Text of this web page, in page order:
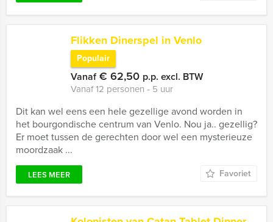
Flikken Dinerspel in Venlo
Populair
Vanaf€ 62,50 p.p. excl. BTW
Vanaf 12 personen ‐ 5 uur
Dit kan wel eens een hele gezellige avond worden in
het bourgondische centrum van Venlo. Nou ja.. gezellig?
Er moet tussen de gerechten door wel een mysterieuze
moordzaak ...
LEES MEER Favoriet